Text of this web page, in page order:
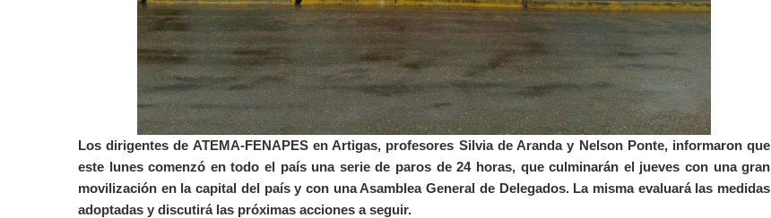
Los dirigentes de ATEMA-FENAPES en Artigas, profesores Silvia de Aranda y Nelson Ponte, informaron que
este lunes comenzó en todo el país una serie de paros de 24 horas, que culminarán el jueves con una gran
movilización en la capital del país y con una Asamblea General de Delegados. La misma evaluará las medidas
adoptadas y discutirá las próximas acciones a seguir.